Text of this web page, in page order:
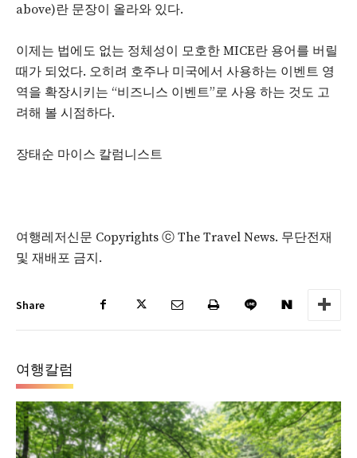
above)란 문장이 올라와 있다.
이제는 법에도 없는 정체성이 모호한 MICE란 용어를 버릴
때가 되었다. 오히려 호주나 미국에서 사용하는 이벤트 영
역을 확장시키는 “비즈니스 이벤트”로 사용 하는 것도 고
려해 볼 시점하다.
장태순 마이스 칼럼니스트
여행레저신문 Copyrights ⓒ The Travel News. 무단전재
및 재배포 금지.
Share
여행칼럼